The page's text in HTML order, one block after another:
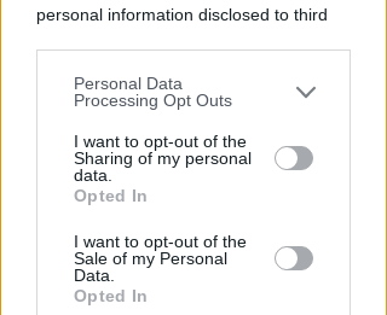
personal information disclosed to third
You may separately opt-out of the further
disclosure of your personal information
by third parties on the IAB’s list of
downstream participants.
by us to third parties on the IAB’s List of
Downstream Participants that may
further disclose it to other third parties.
Personal Data
Processing Opt Outs
I want to opt-out of the
Sharing of my personal
data.
Opted In
I want to opt-out of the
Sale of my Personal
Data.
Opted In
diRedazione
A RIMINI NORD